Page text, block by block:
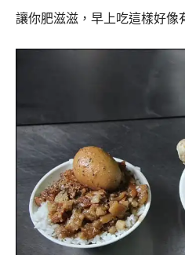
讓你肥滋滋，早上吃這樣好像